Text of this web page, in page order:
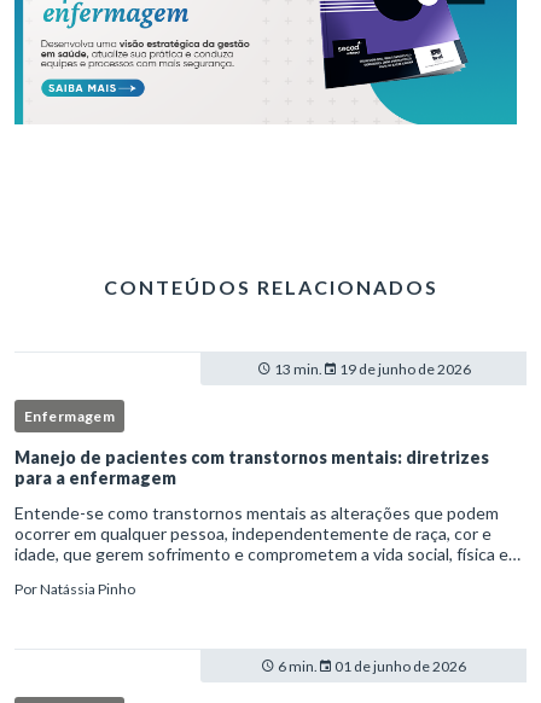
CONTEÚDOS RELACIONADOS
13 min. 19 de junho de 2026
Enfermagem
Manejo de pacientes com transtornos mentais: diretrizes
para a enfermagem
Entende-se como transtornos mentais as alterações que podem
ocorrer em qualquer pessoa, independentemente de raça, cor e
idade, que gerem sofrimento e comprometem a vida social, física e
PorNatássia Pinho
6 min. 01 de junho de 2026